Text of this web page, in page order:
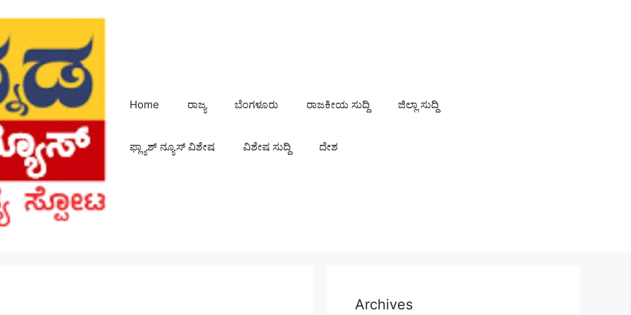
Home ರಾಜ್ಯ ಬೆಂಗಳೂರು ರಾಜಕೀಯ ಸುದ್ದಿ ಜಿಲ್ಲಾ ಸುದ್ದಿ
ಫ್ಲ್ಯಾಶ್ ನ್ಯೂಸ್ ವಿಶೇಷ ವಿಶೇಷ ಸುದ್ದಿ ದೇಶ
Archives